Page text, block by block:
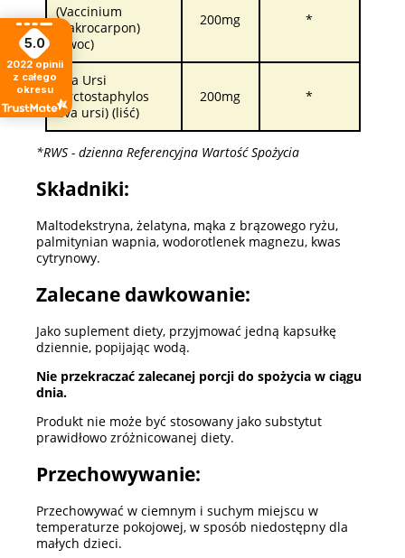
(Vaccinium
makrocarpon)
(owoc)
200mg *
Uva Ursi
(Arctostaphylos
uva ursi) (liść)
200mg *
*RWS - dzienna Referencyjna Wartość Spożycia
Składniki:
Maltodekstryna, żelatyna, mąka z brązowego ryżu,
palmitynian wapnia, wodorotlenek magnezu, kwas
cytrynowy.
Zalecane dawkowanie:
Jako suplement diety, przyjmować jedną kapsułkę
dziennie, popijając wodą.
Nie przekraczać zalecanej porcji do spożycia w ciągu
dnia.
Produkt nie może być stosowany jako substytut
prawidłowo zróżnicowanej diety.
Przechowywanie:
Przechowywać w ciemnym i suchym miejscu w
temperaturze pokojowej, w sposób niedostępny dla
małych dzieci.
5.0
2022 opinii
z całego
okresu